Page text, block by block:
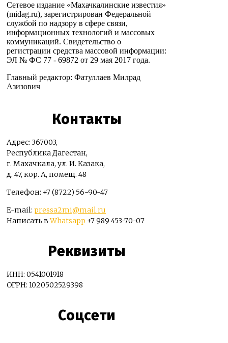
Сетевое издание «Махачкалинские известия»
(midag.ru), зарегистрирован Федеральной
службой по надзору в сфере связи,
информационных технологий и массовых
коммуникаций. Свидетельство о
регистрации средства массовой информации:
ЭЛ № ФС 77 - 69872 от 29 мая 2017 года.
Главный редактор: Фатуллаев Милрад
Азизович
Контакты
Адрес: 367003,
Республика Дагестан,
г. Махачкала, ул. И. Казака,
д. 47, кор. А, помещ. 48
Телефон: +7 (8722) 56-90-47
E-mail: pressa2mi@mail.ru
Написать вWhatsapp +7 989 453-70-07
Реквизиты
ИНН: 0541001918
ОГРН: 1020502529398
Соцсети